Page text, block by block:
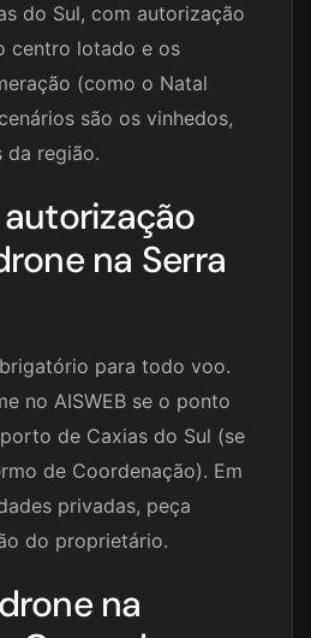
do Sul, com autorização
centro lotado e os
(como o Natal
são os vinhedos,
da região.
na Serra
para todo voo.
no AISWEB se o ponto
de Caxias do Sul (se
de Coordenação). Em
privadas, peça
do proprietário.
na